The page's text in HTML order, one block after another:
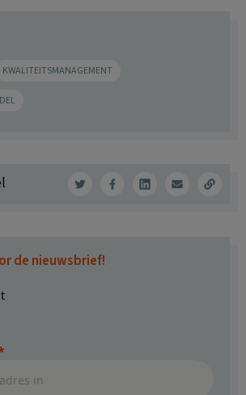
KWALITEITSMANAGEMENT
de nieuwsbrief!